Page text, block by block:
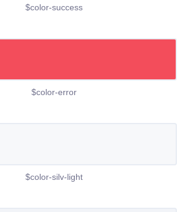
$color-success
$color-error
$color-silv-light